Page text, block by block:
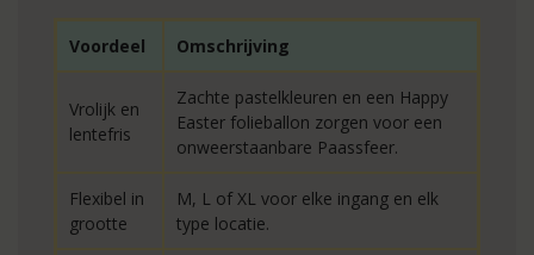
Voordeel Omschrijving
Vrolijk en
lentefris
Zachte pastelkleuren en een Happy
Easter folieballon zorgen voor een
onweerstaanbare Paassfeer.
Flexibel in
grootte
M, L of XL voor elke ingang en elk
type locatie.